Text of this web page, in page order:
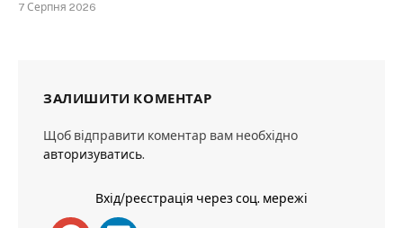
7 Серпня 2026
ЗАЛИШИТИ КОМЕНТАР
Щоб відправити коментар вам необхідно
авторизуватись.
Вхід/реєстрація через соц. мережі